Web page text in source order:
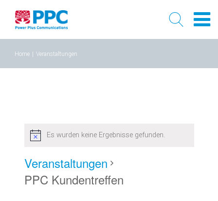
content
Home Veranstaltungen
Es wurden keine Ergebnisse gefunden.
Veranstaltungen
PPC Kundentreffen